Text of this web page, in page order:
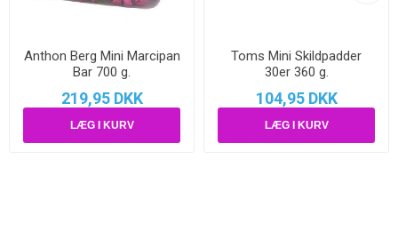
Anthon Berg Mini Marcipan
Bar 700 g.
219,95 DKK
Toms Mini Skildpadder
30er 360 g.
104,95 DKK